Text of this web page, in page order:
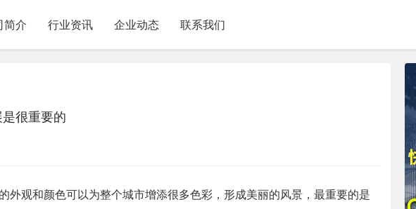
简介 行业资讯 企业动态 联系我们
很重要的
外观和颜色可以为整个城市增添很多色彩，形成美丽的风景，最重要的是